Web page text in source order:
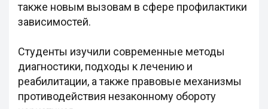
также новым вызовам в сфере профилактики
зависимостей.
Студенты изучили современные методы
диагностики, подходы к лечению и
реабилитации, а также правовые механизмы
противодействия незаконному обороту